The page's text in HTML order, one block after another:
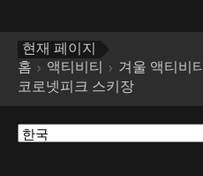
현재 페이지
홈
액티비티 겨울 액티비티
코로넷피크 스키장